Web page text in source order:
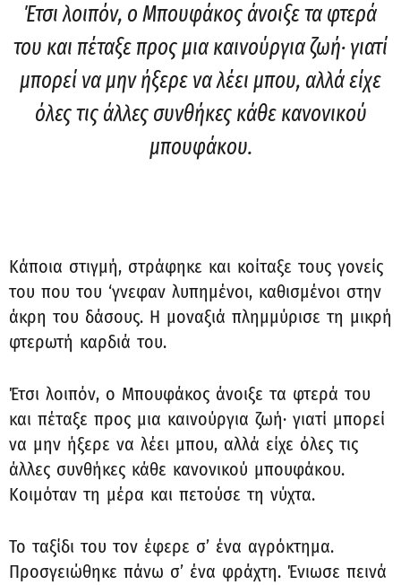
Έτσι λοιπόν, ο Μπουφάκος άνοιξε τα φτερά
του και πέταξε προς μια καινούργια ζωή· γιατί
μπορεί να μην ήξερε να λέει μπου, αλλά είχε
όλες τις άλλες συνθήκες κάθε κανονικού
μπουφάκου.
Κάποια στιγμή, στράφηκε και κοίταξε τους γονείς
του που του ‘γνεφαν λυπημένοι, καθισμένοι στην
άκρη του δάσους. Η μοναξιά πλημμύρισε τη μικρή
φτερωτή καρδιά του.
Έτσι λοιπόν, ο Μπουφάκος άνοιξε τα φτερά του
και πέταξε προς μια καινούργια ζωή· γιατί μπορεί
να μην ήξερε να λέει μπου, αλλά είχε όλες τις
άλλες συνθήκες κάθε κανονικού μπουφάκου.
Κοιμόταν τη μέρα και πετούσε τη νύχτα.
Το ταξίδι του τον έφερε σ’ ένα αγρόκτημα.
Προσγειώθηκε πάνω σ’ ένα φράχτη. Ένιωσε πεινά